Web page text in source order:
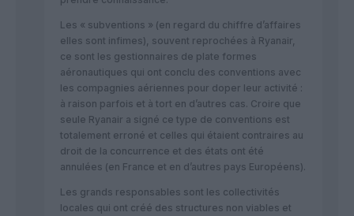
Les « subventions » (en regard du chiffre d’affaires
elles sont infimes), souvent reprochées à Ryanair,
ce sont les gestionnaires de plate formes
aéronautiques qui ont conclu des conventions avec
les compagnies aériennes pour doper leur activité :
à raison parfois et à tort en d’autres cas. Croire que
seule Ryanair a signé ce type de conventions est
totalement erroné et celles qui étaient contraires au
droit de la concurrence et des états ont été
annulées (en France et en d’autres pays Européens).
Les grands responsables sont les collectivités
locales qui ont créé des structures non viables et